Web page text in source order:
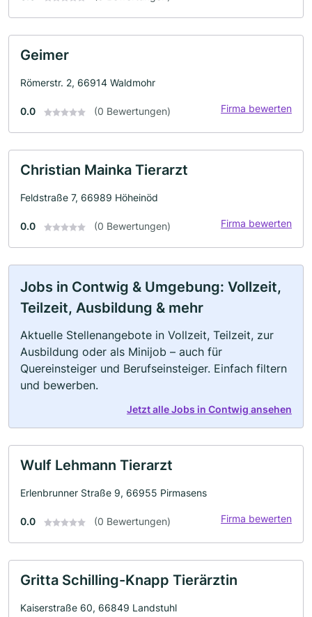
Geimer
Römerstr. 2, 66914 Waldmohr
0.0 (0 Bewertungen) Firma bewerten
Christian Mainka Tierarzt
Feldstraße 7, 66989 Höheinöd
0.0 (0 Bewertungen) Firma bewerten
Jobs in Contwig & Umgebung: Vollzeit,
Teilzeit, Ausbildung & mehr
Aktuelle Stellenangebote in Vollzeit, Teilzeit, zur
Ausbildung oder als Minijob – auch für
Quereinsteiger und Berufseinsteiger. Einfach filtern
und bewerben.
Jetzt alle Jobs in Contwig ansehen
Wulf Lehmann Tierarzt
Erlenbrunner Straße 9, 66955 Pirmasens
0.0 (0 Bewertungen) Firma bewerten
Gritta Schilling-Knapp Tierärztin
Kaiserstraße 60, 66849 Landstuhl